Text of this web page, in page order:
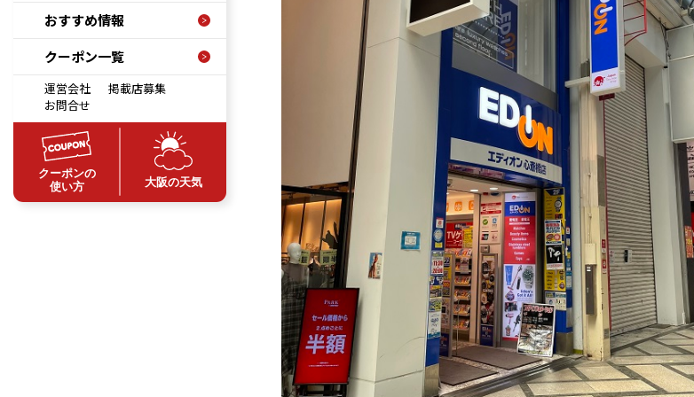
おすすめ情報
クーポン一覧
運営会社
掲載店募集
お問合せ
クーポンの
使い方
大阪の天気